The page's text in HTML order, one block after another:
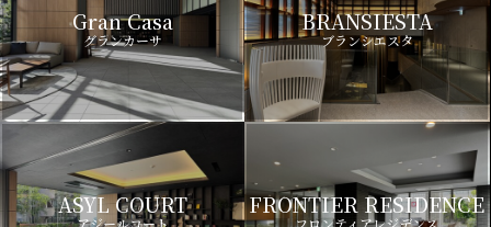
Gran Casa
グランカーサ
BRANSIESTA
ブランシエスタ
ASYL COURT FRONTIER RESIDENCE